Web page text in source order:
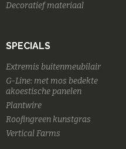
Decoratief materiaal
SPECIALS
Extremis buitenmeubilair
G-Line: met mos bedekte
akoestische panelen
Plantwire
Roofingreen kunstgras
Vertical Farms